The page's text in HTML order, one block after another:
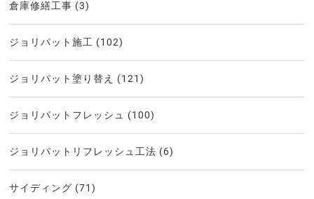
倉庫修繕工事 (3)
ジョリパット施工 (102)
ジョリパット塗り替え (121)
ジョリパットフレッシュ (100)
ジョリパットリフレッシュ工法 (6)
サイディング (71)